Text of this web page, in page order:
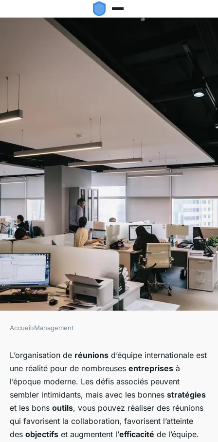
MANAGEMENT
Comment organiser des
réunions efficaces avec une
équipe internationale ?
Inès•12 février 2024 •5 min de lecture
Accueil›Management
L’organisation de réunions d’équipe internationale est
une réalité pour de nombreuses entreprises à
l’époque moderne. Les défis associés peuvent
sembler intimidants, mais avec les bonnes stratégies
et les bons outils, vous pouvez réaliser des réunions
qui favorisent la collaboration, favorisent l’atteinte
des objectifs et augmentent l’efficacité de l’équipe.